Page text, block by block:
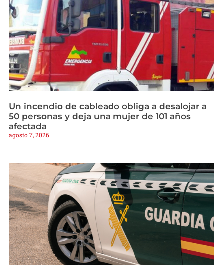
Un incendio de cableado obliga a desalojar a
50 personas y deja una mujer de 101 años
afectada
agosto 7, 2026